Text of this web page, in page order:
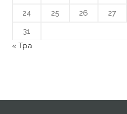
24
25 26 27
31
« Тра